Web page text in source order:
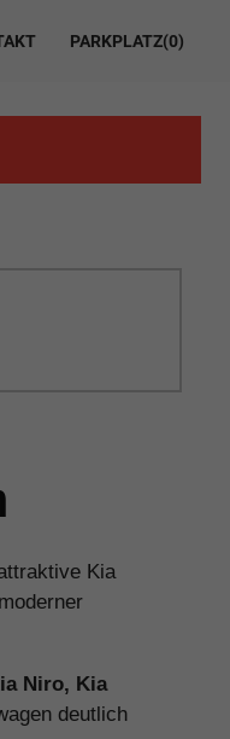
PARKPLATZ(0)
Kia
Niro, Kia
deutlich